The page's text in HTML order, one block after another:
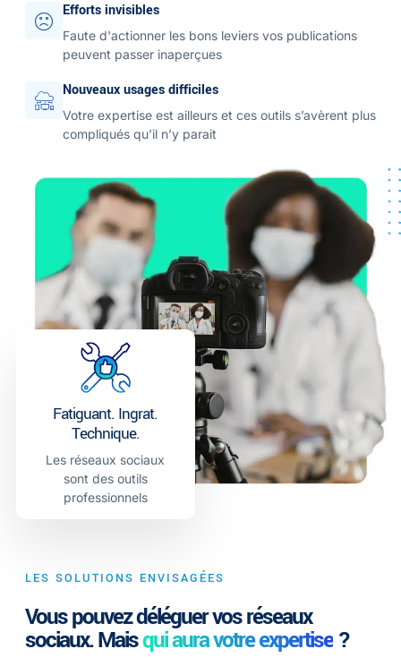
Efforts invisibles
Faute d'actionner les bons leviers vos publications
peuvent passer inaperçues
Nouveaux usages difficiles
Votre expertise est ailleurs et ces outils s’avèrent plus
compliqués qu’il n’y parait
Fatiguant. Ingrat.
Technique.
Les réseaux sociaux
sont des outils
professionnels
LES SOLUTIONS ENVISAGÉES
Vous pouvez déléguer vos réseaux
sociaux. Maisqui aura votre expertise ?